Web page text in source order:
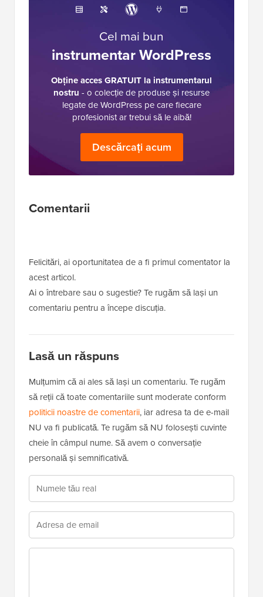
Cel mai bun
instrumentar WordPress
Obține acces GRATUIT la instrumentarul
nostru - o colecție de produse și resurse
legate de WordPress pe care fiecare
profesionist ar trebui să le aibă!
Descărcați acum
Interacțiuni
Comentarii
Felicitări, ai oportunitatea de a fi primul comentator la
acest articol.
Ai o întrebare sau o sugestie? Te rugăm să lași un
comentariu pentru a începe discuția.
Lasă un răspuns
Mulțumim că ai ales să lași un comentariu. Te rugăm
să reții că toate comentariile sunt moderate conform
politicii noastre de comentarii, iar adresa ta de e-mail
NU va fi publicată. Te rugăm să NU folosești cuvinte
cheie în câmpul nume. Să avem o conversație
personală și semnificativă.